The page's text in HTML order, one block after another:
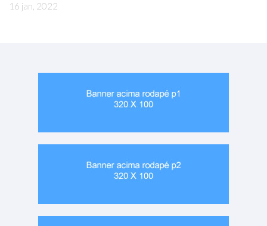
16 jan, 2022